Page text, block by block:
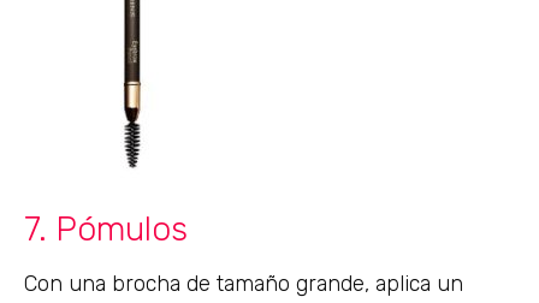
7. Pómulos
Con una brocha de tamaño grande, aplica un